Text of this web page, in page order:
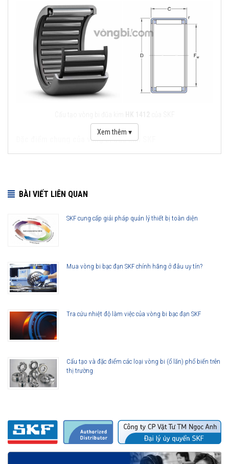
HK 1412
Đặc điểm chung của vòng bi đũa kim SKF
Khả năng chịu lực tải trọng lớn.
Đáp ứng đầy đủ theo tiêu chuẩn chất lượng quốc tế.
Khả năng vận hành hiệu quả, ổn định tại những điều kiện làm
việc có tốc độ cao.
Đa dạng về chủng loại, kích cỡ, đáp ứng được mọi nhu cầu về
ứng dụng vòng bi kim trong đời sống.
Sử dụng trong các hộp số ô tô.
Phụ kiện xe hơi, máy nén, bánh răng thước lái.
Xem thêm ▾
BÀI VIẾT LIÊN QUAN
SKF cung cấp giải pháp quản lý thiết bị toàn diện
Mua vòng bi bạc đạn SKF chính hãng ở đâu uy tín?
Tra cứu nhiệt độ làm việc của vòng bi bạc đạn SKF
Cấu tạo và đặc điểm các loại vòng bi (ổ lăn) phổ biến trên
thị trường